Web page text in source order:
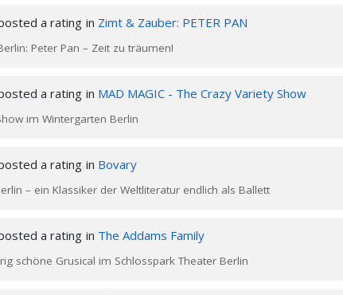
a rating in Zimt & Zauber: PETER PAN
Peter Pan – Zeit zu träumen!
a rating in MAD MAGIC - The Crazy Variety Show
im Wintergarten Berlin
a rating in Bovary
– ein Klassiker der Weltliteratur endlich als Ballett
a rating in The Addams Family
schöne Grusical im Schlosspark Theater Berlin